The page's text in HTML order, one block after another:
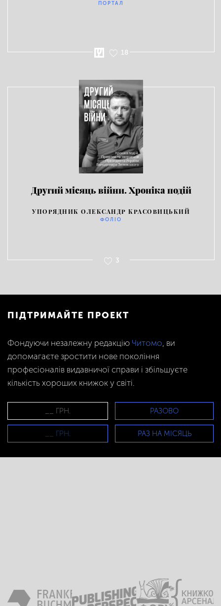
ПОРТАЛ
18
Другий місяць війни. Хроніка подій
УПОРЯДНИК ОЛЕКСАНДР КРАСОВИЦЬКИЙ
ФОЛІО
3
ПІДТРИМАЙТЕ ПРОЕКТ
Фондуючи незалежну редакцію Читомо, ви
допомагаєте зростити нове покоління
професіоналів видавничої справи і збільшуєте
кількість хороших книжок у світі.
РАЗОВО
РАЗ НА МІСЯЦЬ